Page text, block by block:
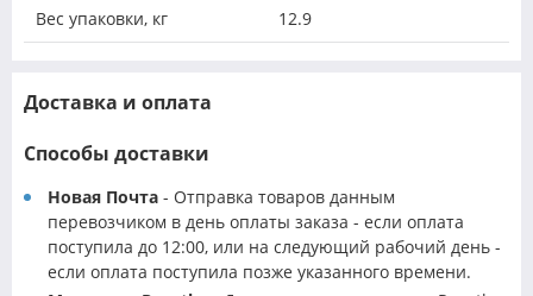
Вес упаковки, кг 12.9
Доставка и оплата
Способы доставки
Новая Почта - Отправка товаров данным
перевозчиком в день оплаты заказа - если оплата
поступила до 12:00, или на следующий рабочий день -
если оплата поступила позже указанного времени.